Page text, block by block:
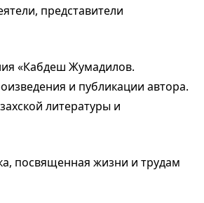
представители
«Кабдеш Жумадилов.
и публикации автора.
литературы и
посвященная жизни и трудам